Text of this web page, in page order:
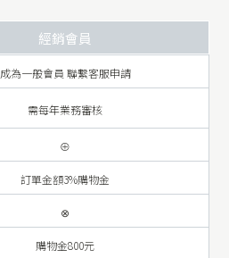
經銷會員
成為一般會員 聯繫客服申請
需每年業務審核
⊕
訂單金額3%購物金
⊗
購物金800元